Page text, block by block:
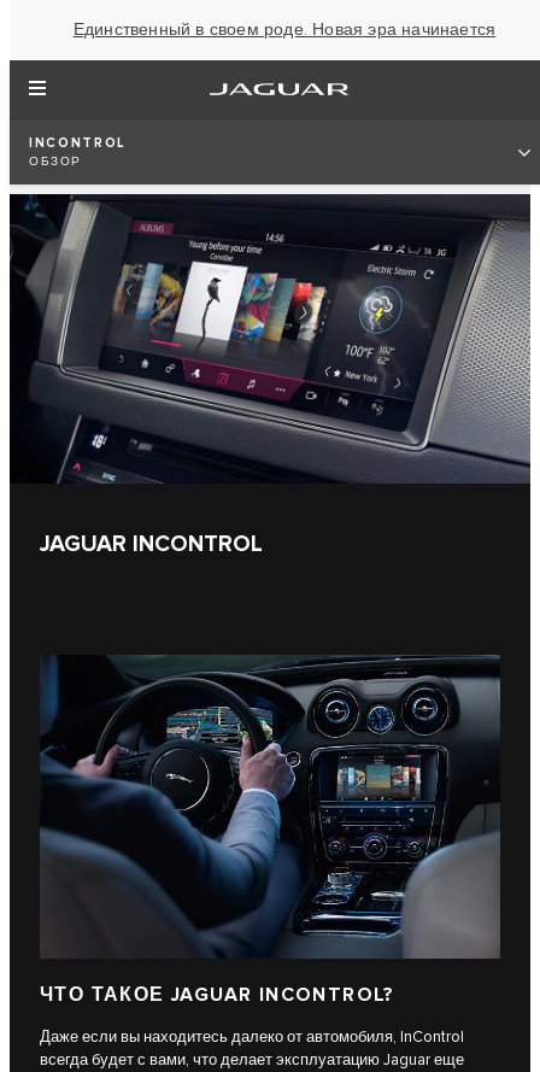
Единственный в своем роде. Новая эра начинается
INCONTROL
ОБЗОР
JAGUAR INCONTROL
ЧТО ТАКОЕ JAGUAR INCONTROL?
Даже если вы находитесь далеко от автомобиля, InControl
всегда будет с вами, что делает эксплуатацию Jaguar еще